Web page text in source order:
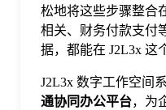
松地将这些步骤整合
相关、财务付款支付
据，都能在 J2L3x 这
J2L3x 数字工作空间
通协同办公平台，为